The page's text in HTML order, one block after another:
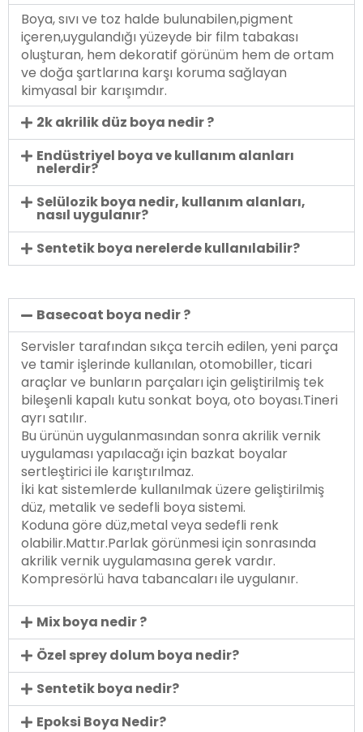
Boya, sıvı ve toz halde bulunabilen,pigment
içeren,uygulandığı yüzeyde bir film tabakası
oluşturan, hem dekoratif görünüm hem de ortam
ve doğa şartlarına karşı koruma sağlayan
kimyasal bir karışımdır.
2k akrilik düz boya nedir ?
Endüstriyel boya ve kullanım alanları
nelerdir?
Selülozik boya nedir, kullanım alanları,
nasıl uygulanır?
Sentetik boya nerelerde kullanılabilir?
Basecoat boya nedir ?
Servisler tarafından sıkça tercih edilen, yeni parça
ve tamir işlerinde kullanılan, otomobiller, ticari
araçlar ve bunların parçaları için geliştirilmiş tek
bileşenli kapalı kutu sonkat boya, oto boyası.Tineri
ayrı satılır.
Bu ürünün uygulanmasından sonra akrilik vernik
uygulaması yapılacağı için bazkat boyalar
sertleştirici ile karıştırılmaz.
İki kat sistemlerde kullanılmak üzere geliştirilmiş
düz, metalik ve sedefli boya sistemi.
Koduna göre düz,metal veya sedefli renk
olabilir.Mattır.Parlak görünmesi için sonrasında
akrilik vernik uygulamasına gerek vardır.
Kompresörlü hava tabancaları ile uygulanır.
Mix boya nedir ?
Özel sprey dolum boya nedir?
Sentetik boya nedir?
Epoksi Boya Nedir?